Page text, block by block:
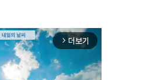
arrow_forward_ios 더보기